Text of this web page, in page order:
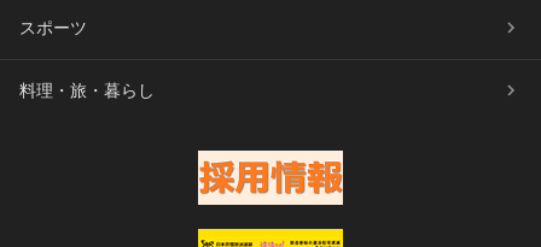
スポーツ
料理・旅・暮らし